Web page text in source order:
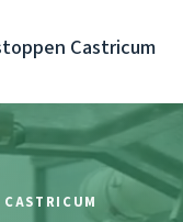
Castricum